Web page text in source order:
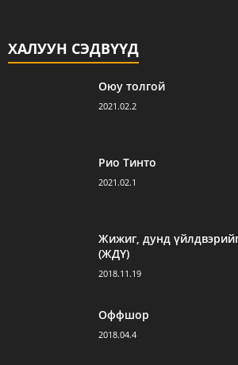
ХАЛУУН СЭДВҮҮД
Оюу толгой
2021.02.2
Рио Тинто
2021.02.1
Жижиг, дунд
(ЖДҮ)
2018.11.19
Оффшор
2018.04.4